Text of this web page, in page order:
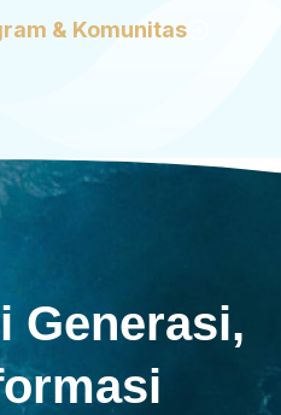
& Komunitas
Generasi,